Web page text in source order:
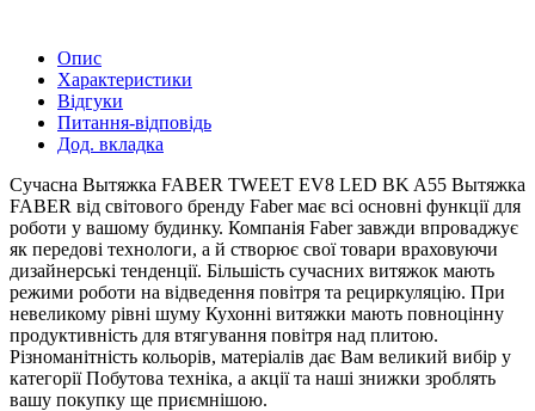
Опис
Характеристики
Відгуки
Питання-відповідь
Дод. вкладка
Сучасна Вытяжка FABER TWEET EV8 LED BK A55 Вытяжка
FABER від світового бренду Faber має всі основні функції для
роботи у вашому будинку. Компанія Faber завжди впроваджує
як передові технологи, а й створює свої товари враховуючи
дизайнерські тенденції. Більшість сучасних витяжок мають
режими роботи на відведення повітря та рециркуляцію. При
невеликому рівні шуму Кухонні витяжки мають повноцінну
продуктивність для втягування повітря над плитою.
Різноманітність кольорів, матеріалів дає Вам великий вибір у
категорії Побутова техніка, а акції та наші знижки зроблять
вашу покупку ще приємнішою.